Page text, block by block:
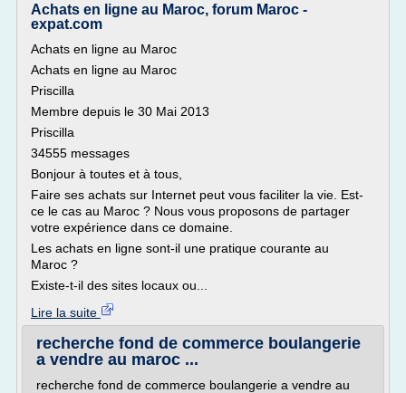
Achats en ligne au Maroc, forum Maroc -
expat.com
Achats en ligne au Maroc
Achats en ligne au Maroc
Priscilla
Membre depuis le 30 Mai 2013
Priscilla
34555 messages
Bonjour à toutes et à tous,
Faire ses achats sur Internet peut vous faciliter la vie. Est-
ce le cas au Maroc ? Nous vous proposons de partager
votre expérience dans ce domaine.
Les achats en ligne sont-il une pratique courante au
Maroc ?
Existe-t-il des sites locaux ou...
Lire la suite
recherche fond de commerce boulangerie
a vendre au maroc ...
recherche fond de commerce boulangerie a vendre au